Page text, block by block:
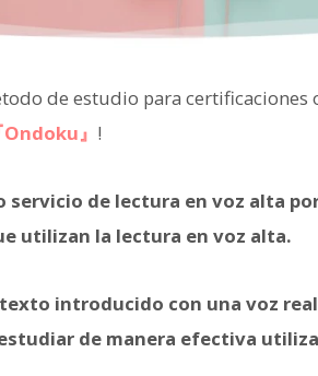
de estudio para
Ondoku』 !
servicio de lectura en voz alta
utilizan la lectura en voz alta.
introducido con una voz
de manera efectiva